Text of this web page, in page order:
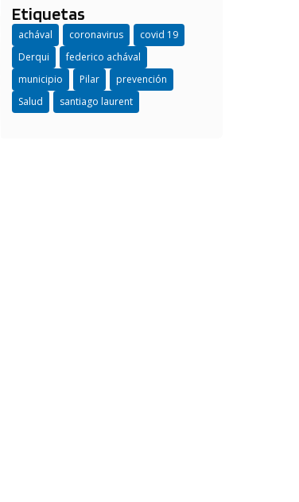
Etiquetas
achával coronavirus
covid 19
Derqui
federico achával
municipio
Pilar
prevención
Salud
santiago laurent